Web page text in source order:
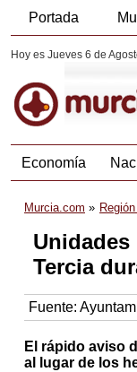
Portada
Hoy es Jueves 6 de
Economía
Murcia.com
Tercia
Fuente:
El rápido aviso
al lugar de los